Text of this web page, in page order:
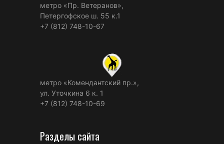
метро «Пр. Ветеранов»,
Петергофское ш. 55 к.1
+7 (812) 748-10-67
метро «Комендантский пр.»,
ул. Уточкина 6 к. 1
+7 (812) 748-10-69
Разделы сайта